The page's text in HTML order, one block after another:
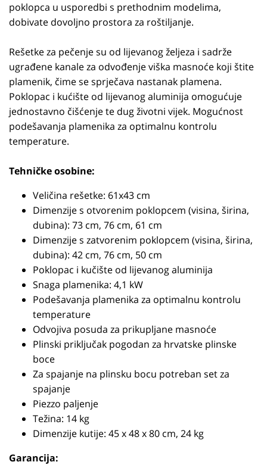
poklopca u usporedbi s prethodnim modelima,
dobivate dovoljno prostora za roštiljanje.
Rešetke za pečenje su od lijevanog željeza i sadrže
ugrađene kanale za odvođenje viška masnoće koji štite
plamenik, čime se sprječava nastanak plamena.
Poklopac i kućište od lijevanog aluminija omogućuje
jednostavno čišćenje te dug životni vijek. Mogućnost
podešavanja plamenika za optimalnu kontrolu
temperature.
Tehničke osobine:
Veličina rešetke: 61x43 cm
Dimenzije s otvorenim poklopcem (visina, širina,
dubina): 73 cm, 76 cm, 61 cm
Dimenzije s zatvorenim poklopcem (visina, širina,
dubina): 42 cm, 76 cm, 50 cm
Poklopac i kučište od lijevanog aluminija
Snaga plamenika: 4,1 kW
Podešavanja plamenika za optimalnu kontrolu
temperature
Odvojiva posuda za prikupljane masnoće
Plinski priključak pogodan za hrvatske plinske
boce
Za spajanje na plinsku bocu potreban set za
spajanje
Piezzo paljenje
Težina: 14 kg
Dimenzije kutije: 45 x 48 x 80 cm, 24 kg
Garancija: